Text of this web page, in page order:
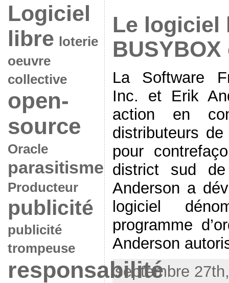
Logiciel
libre
loterie
oeuvre
collective
open-
source
Oracle
parasitisme
Producteur
publicité
publicité
trompeuse
responsabilité
Le logiciel
La Software
Inc. et Erik
action en
distributeurs
pour
district sud
Anderson a
logiciel
programme
Anderson
septembre